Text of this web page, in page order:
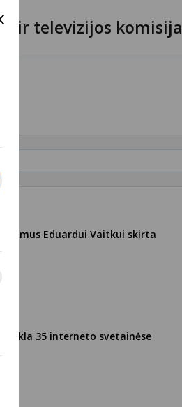
ir televizijos komisija
Eduardui Vaitkui skirta
veikla 35 interneto svetainėse